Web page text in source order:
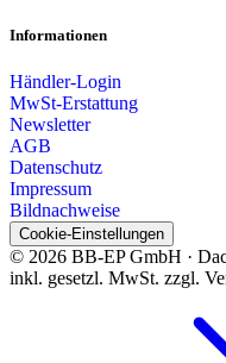
Informationen
Händler-Login
MwSt-Erstattung
Newsletter
AGB
Datenschutz
Impressum
Bildnachweise
Cookie-Einstellungen
© 2026 BB-EP GmbH ·
inkl. gesetzl. MwSt. zzgl.